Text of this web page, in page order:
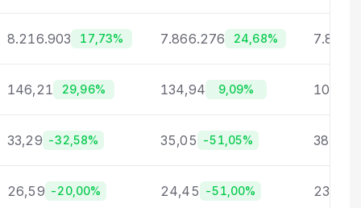
8.216.903 17,73% 7.866.276 24,68%
146,21 29,96% 134,94 9,09% 106,30
33,29 -32,58% 35,05 -51,05% 38,1
26,59 -20,00% 24,45 -51,00% 23,5